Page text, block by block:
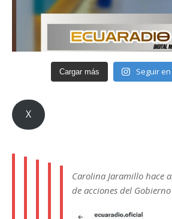
Cargar más Seguir
X
Carolina Jaramillo hace
de acciones del